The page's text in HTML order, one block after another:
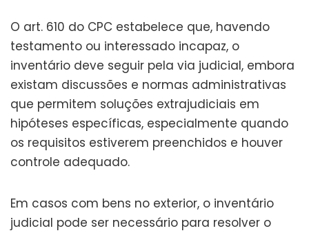
O art. 610 do CPC estabelece que, havendo
testamento ou interessado incapaz, o
inventário deve seguir pela via judicial, embora
existam discussões e normas administrativas
que permitem soluções extrajudiciais em
hipóteses específicas, especialmente quando
os requisitos estiverem preenchidos e houver
controle adequado.
Em casos com bens no exterior, o inventário
judicial pode ser necessário para resolver o